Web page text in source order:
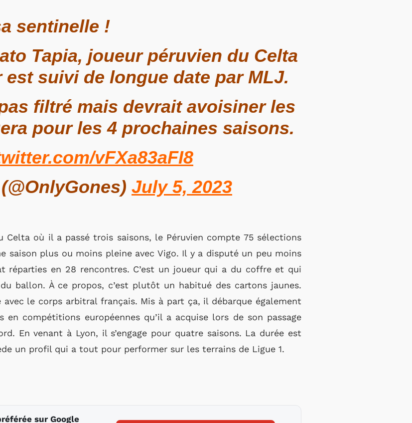
sentinelle !
Tapia, joueur péruvien du Celta
est suivi de longue date par MLJ.
filtré mais devrait avoisiner les
pour les 4 prochaines saisons.
vFXa83aFI8
July 5, 2023
Celta où il a passé trois saisons, le Péruvien compte 75 sélections
saison plus ou moins pleine avec Vigo. Il y a disputé un peu moins
réparties en 28 rencontres. C’est un joueur qui a du coffre et qui
ballon. À ce propos, c’est plutôt un habitué des cartons jaunes.
avec le corps arbitral français. Mis à part ça, il débarque également
en compétitions européennes qu’il a acquise lors de son passage
En venant à Lyon, il s’engage pour quatre saisons. La durée est
un profil qui a tout pour performer sur les terrains de Ligue 1.
sur Google